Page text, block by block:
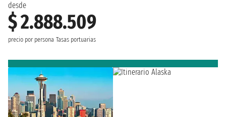
desde
$ 2.888.509
precio por persona Tasas portuarias